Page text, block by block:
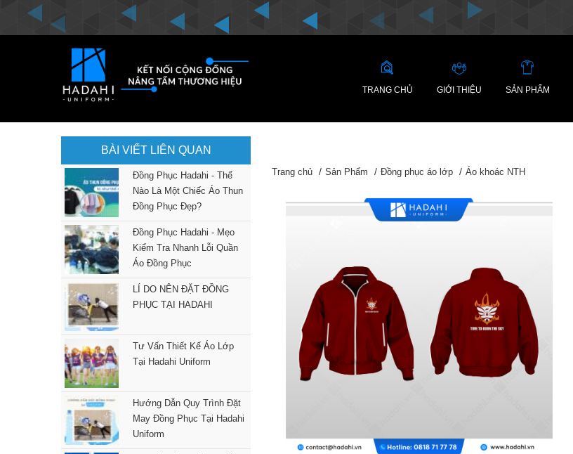
TRANG CHỦ GIỚI THIỆU SẢN PHẨM
BÀI VIẾT LIÊN QUAN
Đồng Phục Hadahi - Thế
Nào Là Một Chiếc Áo Thun
Đồng Phục Đẹp?
Đồng Phục Hadahi - Mẹo
Kiểm Tra Nhanh Lỗi Quần
Áo Đồng Phục
LÍ DO NÊN ĐẶT ĐỒNG
PHỤC TẠI HADAHI
Tư Vấn Thiết Kế Áo Lớp
Tại Hadahi Uniform
Hướng Dẫn Quy Trình Đặt
May Đồng Phục Tại Hadahi
Uniform
Trang chủ Sản Phẩm Đồng phục áo lớp Áo khoác NTH